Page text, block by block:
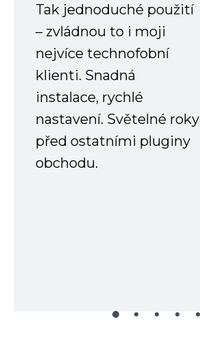
Tak jednoduché použití
– zvládnou to i moji
nejvíce technofobní
klienti. Snadná
instalace, rychlé
nastavení. Světelné roky
před ostatními pluginy
obchodu.